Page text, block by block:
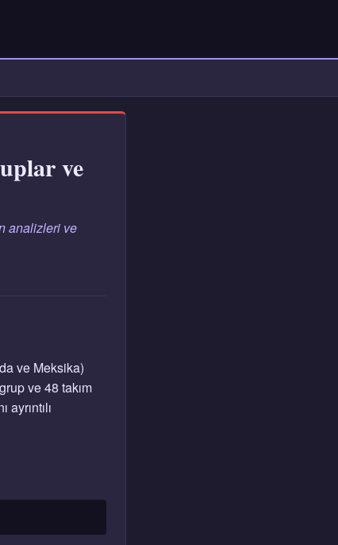
ve
analizleri ve
ve Meksika)
ve 48 takım